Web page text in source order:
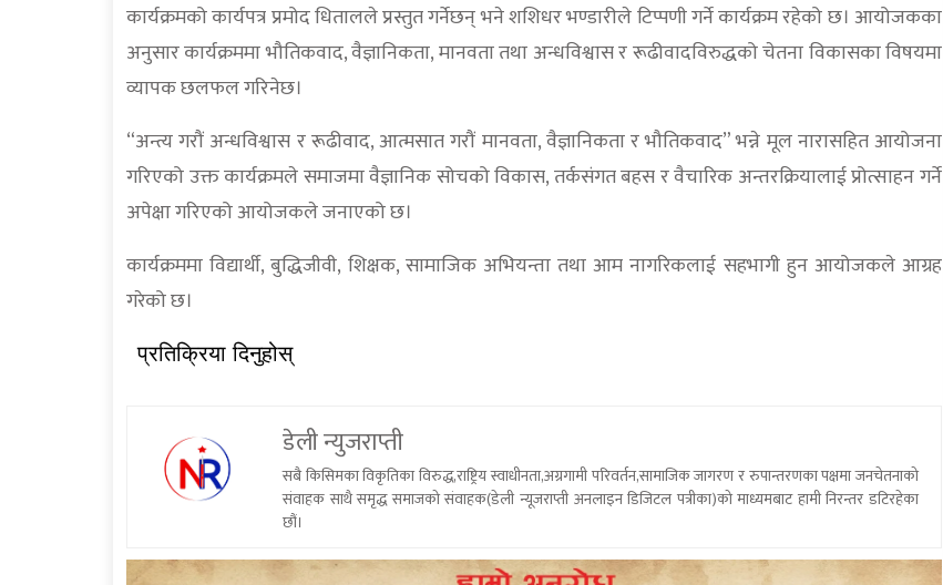
कार्यक्रमको कार्यपत्र प्रमोद धितालले प्रस्तुत गर्नेछन् भने शशिधर भण्डारीले टिप्पणी गर्ने कार्यक्रम रहेको छ। आयोजकका
अनुसार कार्यक्रममा भौतिकवाद, वैज्ञानिकता, मानवता तथा अन्धविश्वास र रूढीवादविरुद्धको चेतना विकासका विषयमा
व्यापक छलफल गरिनेछ।
“अन्त्य गरौं अन्धविश्वास र रूढीवाद, आत्मसात गरौं मानवता, वैज्ञानिकता र भौतिकवाद” भन्ने मूल नारासहित आयोजना
गरिएको उक्त कार्यक्रमले समाजमा वैज्ञानिक सोचको विकास, तर्कसंगत बहस र वैचारिक अन्तरक्रियालाई प्रोत्साहन गर्ने
अपेक्षा गरिएको आयोजकले जनाएको छ।
कार्यक्रममा विद्यार्थी, बुद्धिजीवी, शिक्षक, सामाजिक अभियन्ता तथा आम नागरिकलाई सहभागी हुन आयोजकले आग्रह
गरेको छ।
प्रतिक्रिया दिनुहोस्
डेली न्युजराप्ती
सबै किसिमका विकृतिका विरुद्ध,राष्ट्रिय स्वाधीनता,अग्रगामी परिवर्तन,सामाजिक जागरण र रुपान्तरणका पक्षमा जनचेतनाको
संवाहक साथै समृद्ध समाजको संवाहक(डेली न्यूजराप्ती अनलाइन डिजिटल पत्रीका)को माध्यमबाट हामी निरन्तर डटिरहेका
छौं।